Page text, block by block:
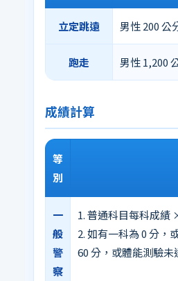
立定跳遠 男性 200 公
跑走 男性 1,200
成績計算
等
別
一
般
警
察
1. 普通科目每科成
2. 如有一科為 0 分，
60 分，或體能測驗未